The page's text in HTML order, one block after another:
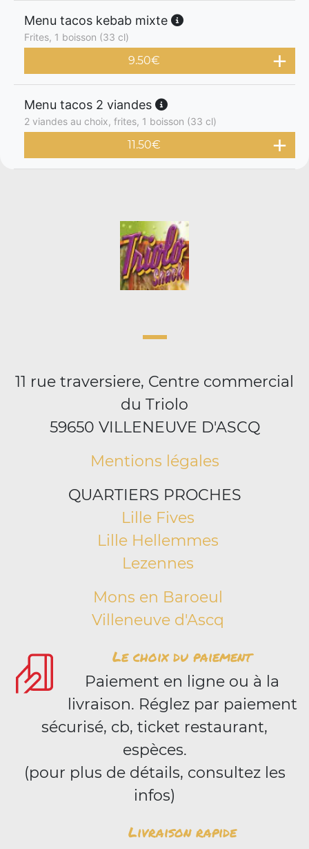
Menu tacos kebab mixte
Frites, 1 boisson (33 cl)
9.50€
Menu tacos 2 viandes
2 viandes au choix, frites, 1 boisson (33 cl)
11.50€
11 rue traversiere, Centre commercial
du Triolo
59650 VILLENEUVE D'ASCQ
Mentions légales
QUARTIERS PROCHES
Lille Fives
Lille Hellemmes
Lezennes
Mons en Baroeul
Villeneuve d'Ascq
Le choix du paiement
Paiement en ligne ou à la
livraison. Réglez par paiement
sécurisé, cb, ticket restaurant,
espèces.
(pour plus de détails, consultez les
infos)
Livraison rapide